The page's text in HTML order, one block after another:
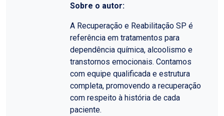
Sobre o autor:
A Recuperação e Reabilitação SP é
referência em tratamentos para
dependência química, alcoolismo e
transtornos emocionais. Contamos
com equipe qualificada e estrutura
completa, promovendo a recuperação
com respeito à história de cada
paciente.